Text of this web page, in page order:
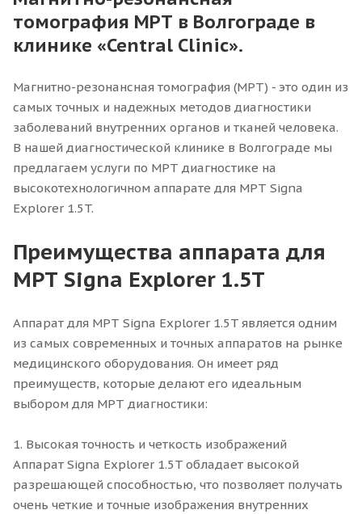
томография МРТ в Волгограде в
клинике «Central Clinic».
Магнитно-резонансная томография (МРТ) - это один из
самых точных и надежных методов диагностики
заболеваний внутренних органов и тканей человека.
В нашей диагностической клинике в Волгограде мы
предлагаем услуги по МРТ диагностике на
высокотехнологичном аппарате для МРТ Signa
Explorer 1.5T.
Преимущества аппарата для
МРТ Signa Explorer 1.5T
Аппарат для МРТ Signa Explorer 1.5T является одним
из самых современных и точных аппаратов на рынке
медицинского оборудования. Он имеет ряд
преимуществ, которые делают его идеальным
выбором для МРТ диагностики:
1. Высокая точность и четкость изображений
Аппарат Signa Explorer 1.5T обладает высокой
разрешающей способностью, что позволяет получать
очень четкие и точные изображения внутренних